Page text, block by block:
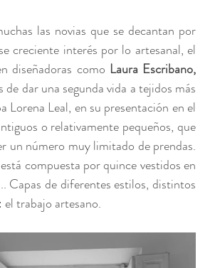
las novias que se decantan por
diseñadoras como Laura Escribano,
dar una segunda vida a tejidos más
Lorena Leal, en su presentación en el
o relativamente pequeños, que
un número muy limitado de prendas.
compuesta por quince vestidos en
Capas de diferentes estilos, distintos
trabajo artesano.